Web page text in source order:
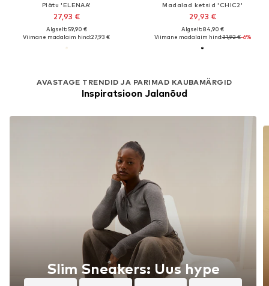
Plätu 'ELENAA'
27,93 €
Algselt: 59,90 €
Viimane madalaim hind:27,93 €
Madalad ketsid 'CHIC2'
29,93 €
Algselt: 84,90 €
Viimane madalaim hind:31,92 €-6%
AVASTAGE TRENDID JA PARIMAD KAUBAMÄRGID
Inspiratsioon Jalanõud
Slim Sneakers: Uus hype